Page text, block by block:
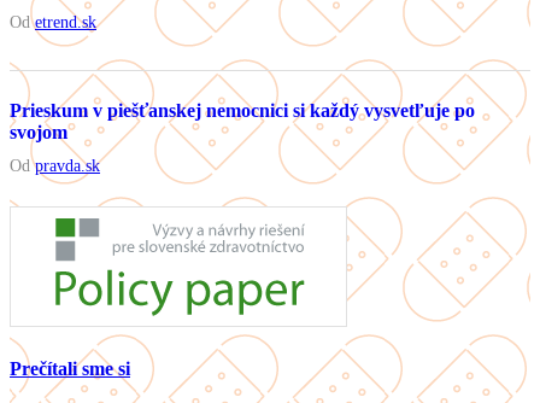
Odetrend.sk
Prieskum v piešťanskej nemocnici si každý vysvetľuje po
svojom
Odpravda.sk
Prečítali sme si